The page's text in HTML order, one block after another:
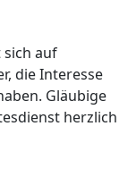
sich auf
die Interesse
Gläubige
herzlich